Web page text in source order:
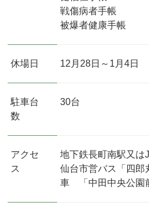
戦傷病者手帳
被爆者健康手帳
休場日 12月28日～1月4日
駐車台
数
30台
アクセ
ス
地下鉄長町南駅又は
仙台市営バス「四郎
車 「中田中央公園